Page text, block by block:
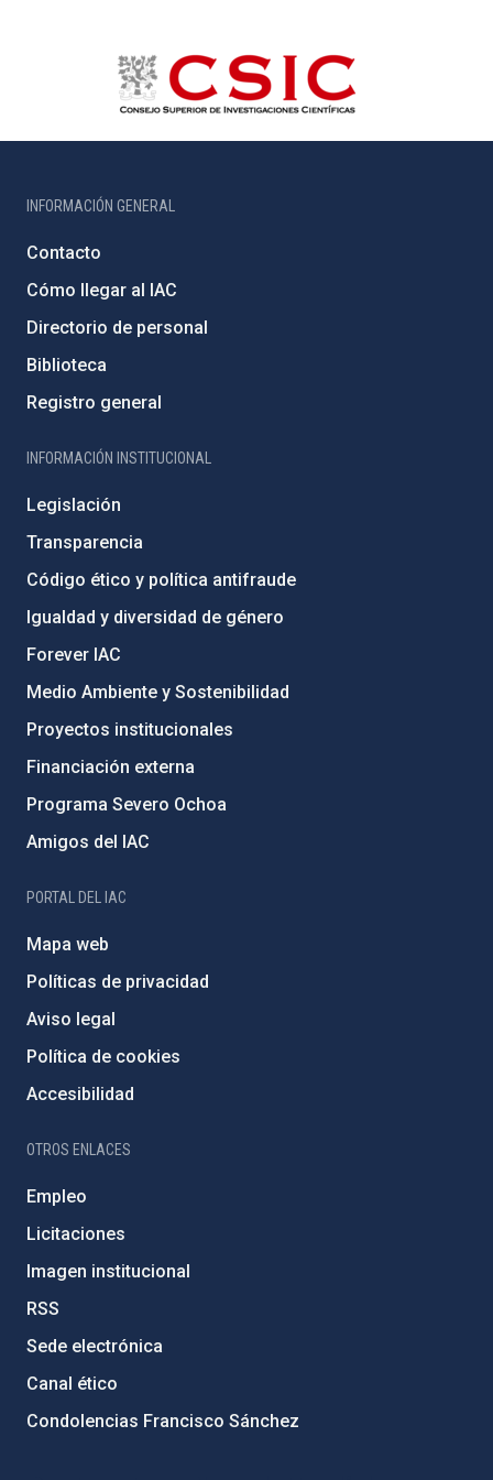
INFORMACIÓN GENERAL
Contacto
Cómo llegar al IAC
Directorio de personal
Biblioteca
Registro general
INFORMACIÓN INSTITUCIONAL
Legislación
Transparencia
Código ético y política antifraude
Igualdad y diversidad de género
Forever IAC
Medio Ambiente y Sostenibilidad
Proyectos institucionales
Financiación externa
Programa Severo Ochoa
Amigos del IAC
PORTAL DEL IAC
Mapa web
Políticas de privacidad
Aviso legal
Política de cookies
Accesibilidad
OTROS ENLACES
Empleo
Licitaciones
Imagen institucional
RSS
Sede electrónica
Canal ético
Condolencias Francisco Sánchez